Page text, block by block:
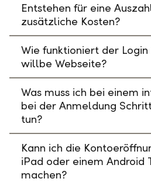
Entstehen für eine
zusätzliche Kosten?
Wie funktioniert der
willbe Webseite?
Was muss ich bei einem
bei der Anmeldung
tun?
Kann ich die
iPad oder einem Android
machen?